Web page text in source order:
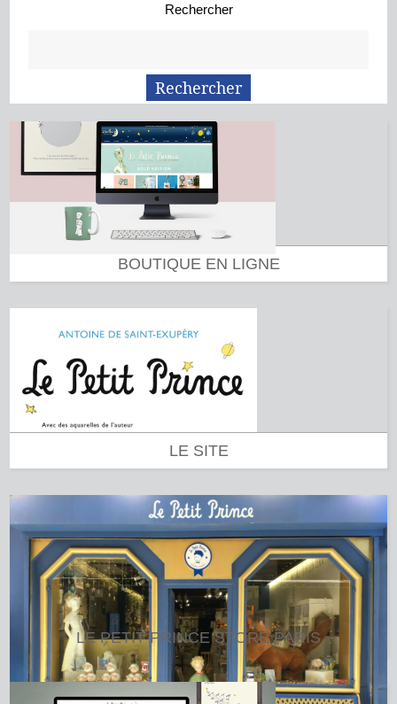
Rechercher
BOUTIQUE EN LIGNE
LE SITE
LE PETIT PRINCE STORE PARIS